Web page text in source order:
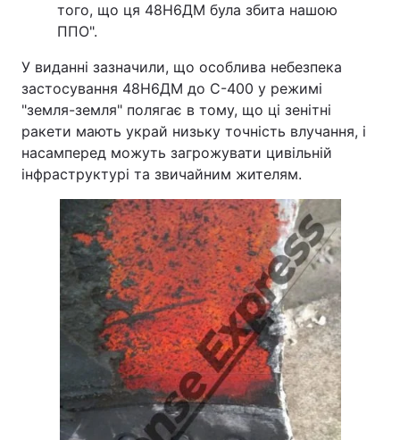
того, що ця 48Н6ДМ була збита нашою
ППО".
У виданні зазначили, що особлива небезпека
застосування 48Н6ДМ до С-400 у режимі
"земля-земля" полягає в тому, що ці зенітні
ракети мають украй низьку точність влучання, і
насамперед можуть загрожувати цивільній
інфраструктурі та звичайним жителям.